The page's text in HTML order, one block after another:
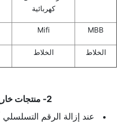
كهربائية
MBB
Mifi
الخلاط الخلاط
2- منتجات خارج فترة الضمان المحددة:
عند إزالة الرقم